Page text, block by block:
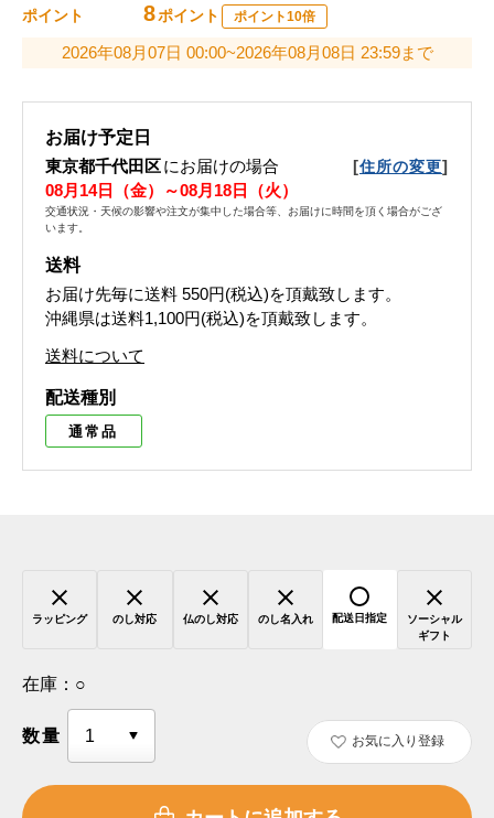
ポイント 8ポイント ポイント10倍
2026年08月07日 00:00~2026年08月08日 23:59まで
お届け予定日
東京都千代田区にお届けの場合 [住所の変更]
08月14日（金）～08月18日（火）
交通状況・天候の影響や注文が集中した場合等、お届けに時間を頂く場合がござ
います。
送料
お届け先毎に送料 550円(税込)を頂戴致します。
沖縄県は送料1,100円(税込)を頂戴致します。
送料について
配送種別
通常品
ラッピング のし対応 仏のし対応 のし名入れ 配送日指定
ソーシャル
ギフト
在庫： ○
数量 お気に入り登録